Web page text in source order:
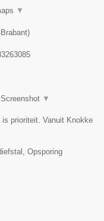
▼
)
Screenshot ▼
prioriteit. Vanuit Knokke
Opsporing